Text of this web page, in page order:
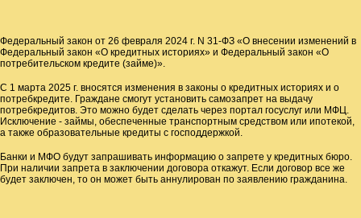
Федеральный закон от 26 февраля 2024 г. N 31-ФЗ «О внесении изменений в
Федеральный закон «О кредитных историях» и Федеральный закон «О
потребительском кредите (займе)».
С 1 марта 2025 г. вносятся изменения в законы о кредитных историях и о
потребкредите. Граждане смогут установить самозапрет на выдачу
потребкредитов. Это можно будет сделать через портал госуслуг или МФЦ.
Исключение - займы, обеспеченные транспортным средством или ипотекой,
а также образовательные кредиты с господдержкой.
Банки и МФО будут запрашивать информацию о запрете у кредитных бюро.
При наличии запрета в заключении договора откажут. Если договор все же
будет заключен, то он может быть аннулирован по заявлению гражданина.